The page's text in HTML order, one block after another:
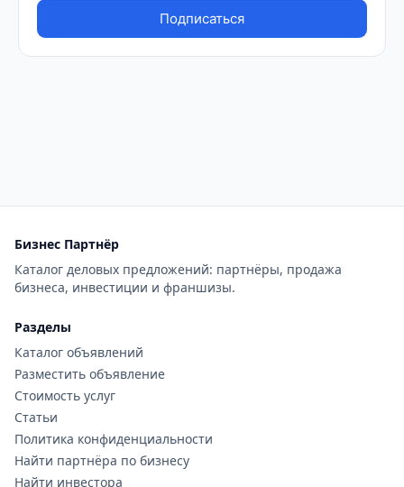
Бизнес Партнёр
Каталог деловых предложений: партнёры, продажа
бизнеса, инвестиции и франшизы.
Разделы
Каталог объявлений
Разместить объявление
Стоимость услуг
Статьи
Политика конфиденциальности
Найти партнёра по бизнесу
Найти инвестора